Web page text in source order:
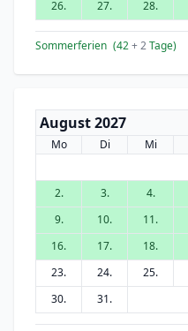
26.
27. 28.
Sommerferien (42+ 2Tage)
August 2027
Mo Di Mi
2.
3. 4.
9.
10. 11.
16.
17. 18.
23.
24. 25.
30.
31.